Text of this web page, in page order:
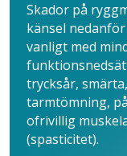
Skador på
känsel
vanligt med
trycksår,
tarmtömning,
ofrivillig
(spasticitet).